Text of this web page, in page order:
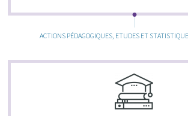
ACTIONS PÉDAGOGIQUES, ETUDES ET